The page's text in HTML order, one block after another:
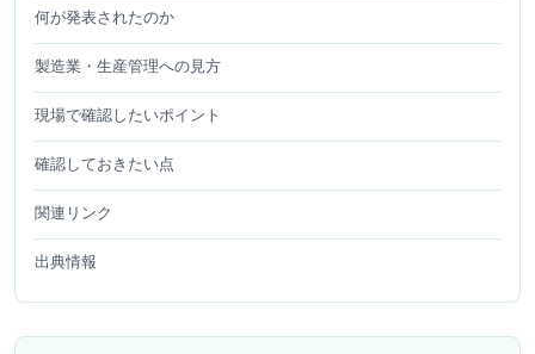
何が発表されたのか
製造業・生産管理への見方
現場で確認したいポイント
確認しておきたい点
関連リンク
出典情報